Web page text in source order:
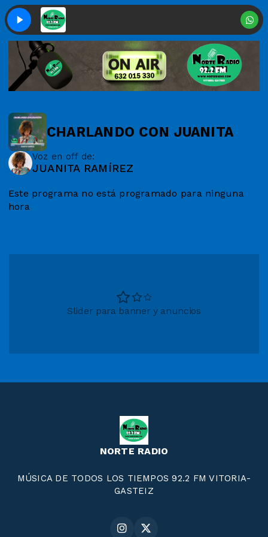
CHARLANDO CON JUANITA
Voz en off de:
JUANITA RAMÍREZ
Este programa no está programado para ninguna
hora
Slider para banner y anuncios
NORTE RADIO
MÚSICA DE TODOS LOS TIEMPOS 92.2 FM VITORIA-
GASTEIZ